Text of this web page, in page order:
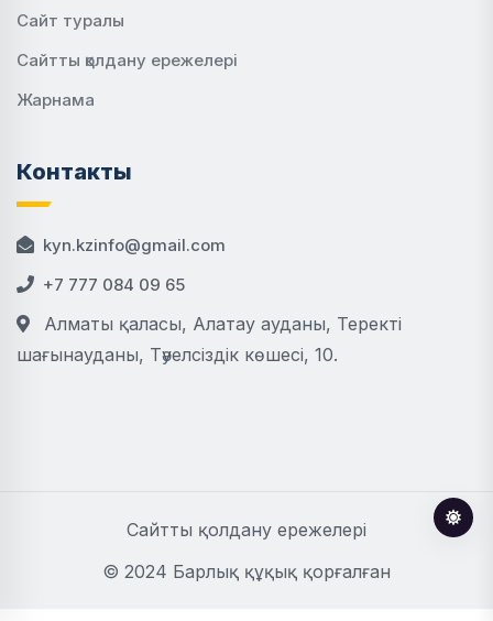
Сайт туралы
Сайтты қолдану ережелері
Жарнама
Контакты
kyn.kzinfo@gmail.com
+7 777 084 09 65
Алматы қаласы, Алатау ауданы, Теректі
шағынауданы, Тәуелсіздік көшесі, 10.
Сайтты қолдану ережелері
© 2024 Барлық құқық қорғалған